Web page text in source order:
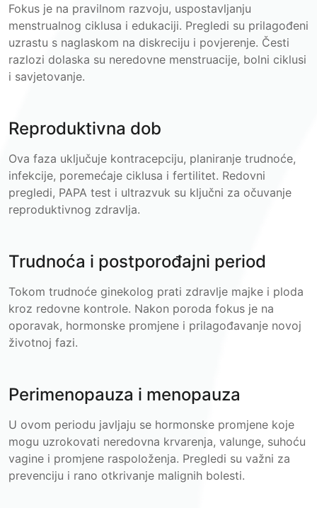
Fokus je na pravilnom razvoju, uspostavljanju
menstrualnog ciklusa i edukaciji. Pregledi su prilagođeni
uzrastu s naglaskom na diskreciju i povjerenje. Česti
razlozi dolaska su neredovne menstruacije, bolni ciklusi
i savjetovanje.
Reproduktivna dob
Ova faza uključuje kontracepciju, planiranje trudnoće,
infekcije, poremećaje ciklusa i fertilitet. Redovni
pregledi, PAPA test i ultrazvuk su ključni za očuvanje
reproduktivnog zdravlja.
Trudnoća i postporođajni period
Tokom trudnoće ginekolog prati zdravlje majke i ploda
kroz redovne kontrole. Nakon poroda fokus je na
oporavak, hormonske promjene i prilagođavanje novoj
životnoj fazi.
Perimenopauza i menopauza
U ovom periodu javljaju se hormonske promjene koje
mogu uzrokovati neredovna krvarenja, valunge, suhoću
vagine i promjene raspoloženja. Pregledi su važni za
prevenciju i rano otkrivanje malignih bolesti.